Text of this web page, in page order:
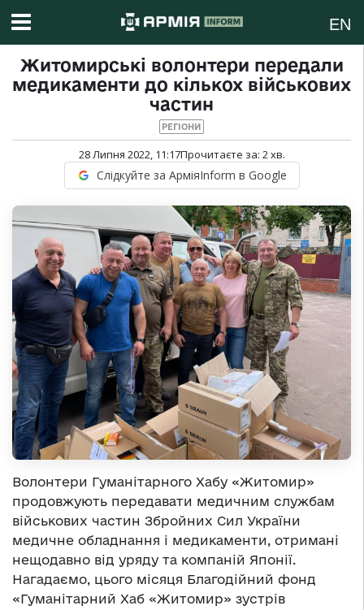
EN
Житомирські волонтери передали
медикаменти до кількох військових
частин
РЕГІОНИ
28 Липня 2022, 11:17Прочитаєте за: 2хв.
Слідкуйте за АрміяInform в Google
Волонтери Гуманітарного Хабу «Житомир»
продовжують передавати медичним службам
військових частин Збройних Сил України
медичне обладнання і медикаменти, отримані
нещодавно від уряду та компаній Японії.
Нагадаємо, цього місяця Благодійний фонд
«Гуманітарний Хаб «Житомир» зустрів